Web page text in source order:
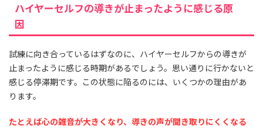
ハイヤーセルフの導きが止まったように感じる原
因
試練に向き合っているはずなのに、ハイヤーセルフからの導きが
止まったように感じる時期があるでしょう。思い通りに行かないと
感じる停滞期です。この状態に陥るのには、いくつかの理由があ
ります。
たとえば心の雑音が大きくなり、導きの声が聞き取りにくくなる